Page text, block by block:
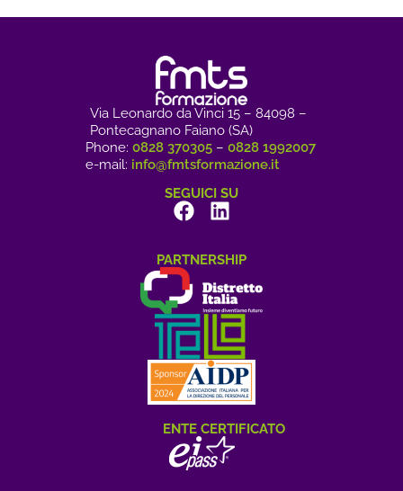
Via Leonardo da Vinci 15 – 84098 –
Pontecagnano Faiano (SA)
Phone: 0828 370305 – 0828 1992007
e-mail: info@fmtsformazione.it
SEGUICI SU
PARTNERSHIP
ENTE CERTIFICATO